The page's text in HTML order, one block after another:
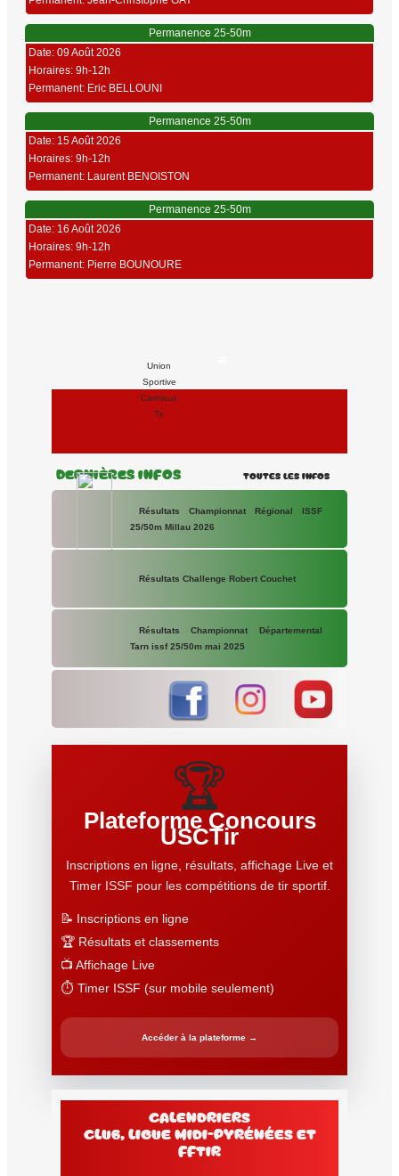
Permanence 25-50m
Date: 09 Août 2026
Horaires: 9h-12h
Permanent: Eric BELLOUNI
Permanence 25-50m
Date: 15 Août 2026
Horaires: 9h-12h
Permanent: Laurent BENOISTON
Permanence 25-50m
Date: 16 Août 2026
Horaires: 9h-12h
Permanent: Pierre BOUNOURE
Union
Sportive
Carmaux
Tir
Dernières Infos Toutes les Infos
Résultats Championnat Régional ISSF
25/50m Millau 2026
Résultats Challenge Robert Couchet
Résultats Championnat Départemental
Tarn issf 25/50m mai 2025
🏆
Plateforme Concours
USCTir
Inscriptions en ligne, résultats, affichage Live et
Timer ISSF pour les compétitions de tir sportif.
📝 Inscriptions en ligne
🏆 Résultats et classements
📺 Affichage Live
⏱️ Timer ISSF (sur mobile seulement)
Accéder à la plateforme →
Calendriers
club, Ligue Midi-Pyrénées et
FFtir